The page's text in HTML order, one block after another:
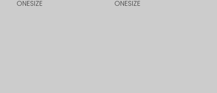
ONESIZE ONESIZE